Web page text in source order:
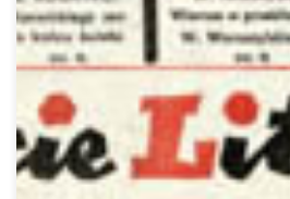
La editorial Nórdica ha publicado la
traducida al español de la Nobel polaca
(1923-2012): Correo literario, o cómo
escritor (traducción de Abel Murcia y
obra, que ha contado con una ayuda a